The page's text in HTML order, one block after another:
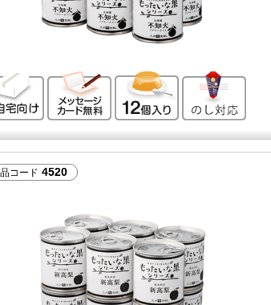
ご自宅向け メッセージカード無料
12個入り
コード 4520